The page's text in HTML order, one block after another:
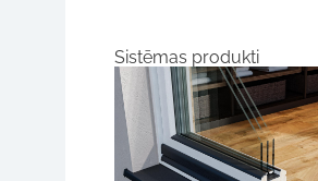
Sistēmas produkti